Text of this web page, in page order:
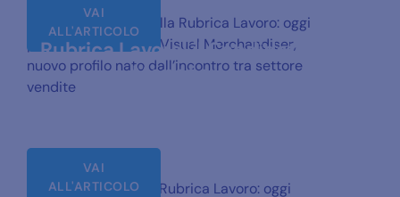
VAI
ALL'ARTICOLO
Seconda puntata della Rubrica Lavoro: oggi
parliamo del Virtual Visual Merchandiser,
nuovo profilo nato dall’incontro tra settore
vendite
VAI
ALL'ARTICOLO
Rubrica Lavoro: il Candidate
Manager
Prima puntata della Rubrica Lavoro: oggi